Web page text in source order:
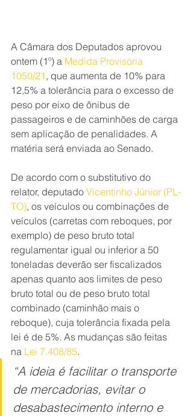
A Câmara dos Deputados aprovou
ontem (1º) a Medida Provisória
1050/21 , que aumenta de 10% para
12,5% a tolerância para o excesso de
peso por eixo de ônibus de
passageiros e de caminhões de carga
sem aplicação de penalidades. A
matéria será enviada ao Senado.
De acordo com o substitutivo do
relator, deputado Vicentinho Júnior (PL-
TO), os veículos ou combinações de
veículos (carretas com reboques, por
exemplo) de peso bruto total
regulamentar igual ou inferior a 50
toneladas deverão ser fiscalizados
apenas quanto aos limites de peso
bruto total ou de peso bruto total
combinado (caminhão mais o
reboque), cuja tolerância fixada pela
lei é de 5%. As mudanças são feitas
na Lei 7.408/85.
“A ideia é facilitar o transporte
de mercadorias, evitar o
desabastecimento interno e